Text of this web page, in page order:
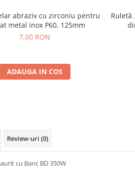
abraziv cu zirconiu pentru
metal inox P60, 125mm
7,00 RON
ADAUGA IN COS
Ruletă
Review-uri (0)
cu Banc BD 350W